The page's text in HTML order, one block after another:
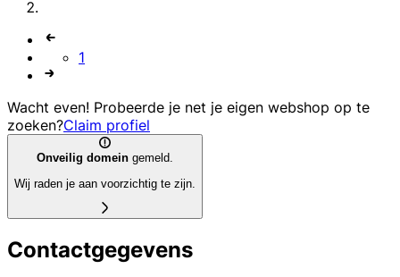
1
Wacht even! Probeerde je net je eigen webshop op te
zoeken?Claim profiel
Onveilig domein gemeld.
Wij raden je aan voorzichtig te zijn.
Contactgegevens